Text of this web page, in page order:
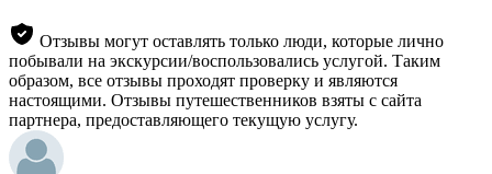
Отзывы могут оставлять только люди, которые лично
побывали на экскурсии/воспользовались услугой. Таким
образом, все отзывы проходят проверку и являются
настоящими. Отзывы путешественников взяты с сайта
партнера, предоставляющего текущую услугу.